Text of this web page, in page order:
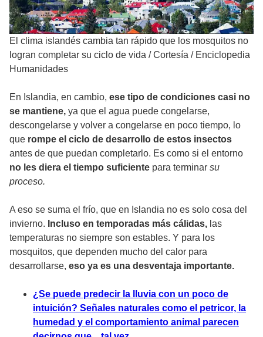
El clima islandés cambia tan rápido que los mosquitos no
logran completar su ciclo de vida /Cortesía / Enciclopedia
Humanidades
En Islandia, en cambio, ese tipo de condiciones casi no
se mantiene, ya que el agua puede congelarse,
descongelarse y volver a congelarse en poco tiempo, lo
que rompe el ciclo de desarrollo de estos insectos
antes de que puedan completarlo. Es como si el entorno
no les diera el tiempo suficiente para terminar su
proceso.
A eso se suma el frío, que en Islandia no es solo cosa del
invierno. Incluso en temporadas más cálidas, las
temperaturas no siempre son estables. Y para los
mosquitos, que dependen mucho del calor para
desarrollarse, eso ya es una desventaja importante.
¿Se puede predecir la lluvia con un poco de
intuición? Señales naturales como el petricor, la
humedad y el comportamiento animal parecen